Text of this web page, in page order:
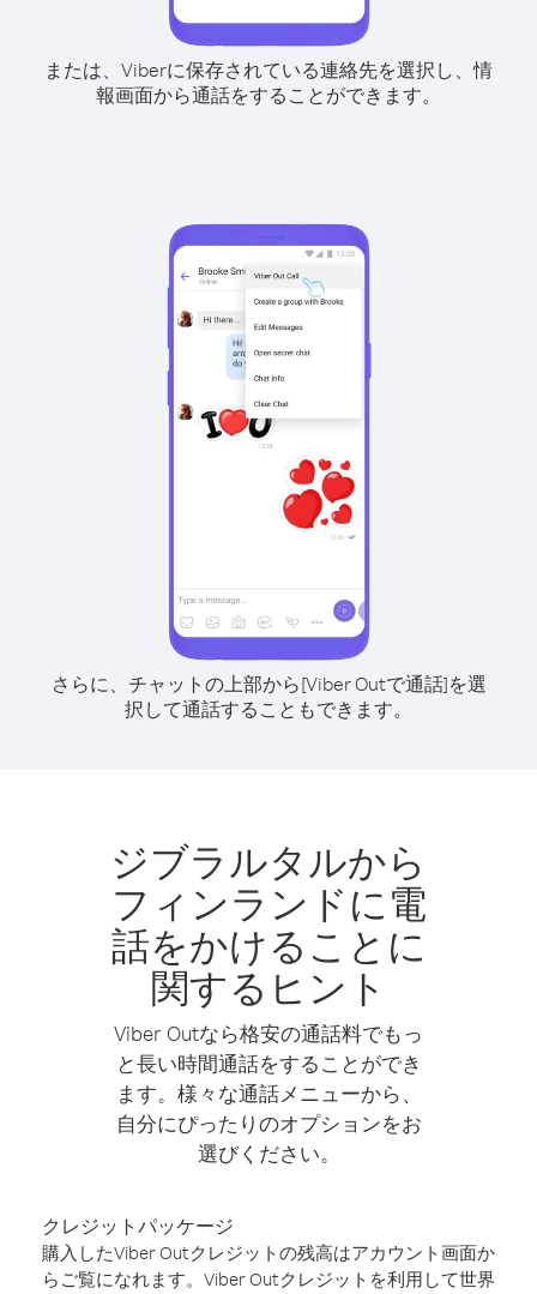
または、Viberに保存されている連絡先を選択し、情
報画面から通話をすることができます。
さらに、チャットの上部から[Viber Outで通話]を選
択して通話することもできます。
ジブラルタルから
フィンランドに電
話をかけることに
関するヒント
Viber Outなら格安の通話料でもっ
と長い時間通話をすることができ
ます。様々な通話メニューから、
自分にぴったりのオプションをお
選びください。
クレジットパッケージ
購入したViber Outクレジットの残高はアカウント画面か
らご覧になれます。Viber Outクレジットを利用して世界